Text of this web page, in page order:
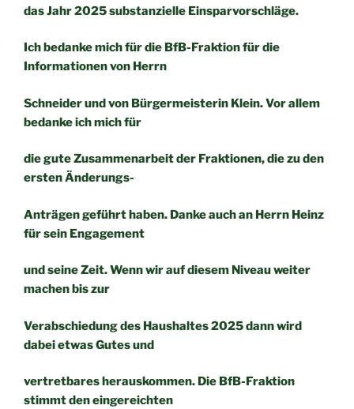
das Jahr 2025 substanzielle Einsparvorschläge.
Ich bedanke mich für die BfB-Fraktion für die
Informationen von Herrn
Schneider und von Bürgermeisterin Klein. Vor allem
bedanke ich mich für
die gute Zusammenarbeit der Fraktionen, die zu den
ersten Änderungs-
Anträgen geführt haben. Danke auch an Herrn Heinz
für sein Engagement
und seine Zeit. Wenn wir auf diesem Niveau weiter
machen bis zur
Verabschiedung des Haushaltes 2025 dann wird
dabei etwas Gutes und
vertretbares herauskommen. Die BfB-Fraktion
stimmt den eingereichten